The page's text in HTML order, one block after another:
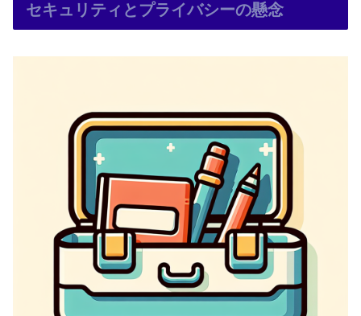
セキュリティとプライバシーの懸念